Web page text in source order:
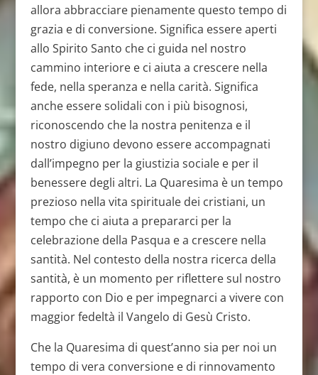
allora abbracciare pienamente questo tempo di
grazia e di conversione. Significa essere aperti
allo Spirito Santo che ci guida nel nostro
cammino interiore e ci aiuta a crescere nella
fede, nella speranza e nella carità. Significa
anche essere solidali con i più bisognosi,
riconoscendo che la nostra penitenza e il
nostro digiuno devono essere accompagnati
dall’impegno per la giustizia sociale e per il
benessere degli altri. La Quaresima è un tempo
prezioso nella vita spirituale dei cristiani, un
tempo che ci aiuta a prepararci per la
celebrazione della Pasqua e a crescere nella
santità. Nel contesto della nostra ricerca della
santità, è un momento per riflettere sul nostro
rapporto con Dio e per impegnarci a vivere con
maggior fedeltà il Vangelo di Gesù Cristo.
Che la Quaresima di quest’anno sia per noi un
tempo di vera conversione e di rinnovamento